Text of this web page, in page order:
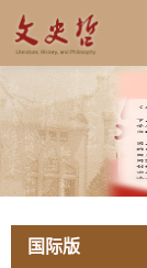
国际版